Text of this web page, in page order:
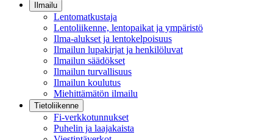
Ilmailu
Lentomatkustaja
Lentoliikenne, lentopaikat ja ympäristö
Ilma-alukset ja lentokelpoisuus
Ilmailun lupakirjat ja henkilöluvat
Ilmailun säädökset
Ilmailun turvallisuus
Ilmailun koulutus
Miehittämätön ilmailu
Tietoliikenne
Fi-verkkotunnukset
Puhelin ja laajakaista